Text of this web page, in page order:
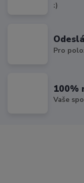
:)
Pro
100%
Vaše